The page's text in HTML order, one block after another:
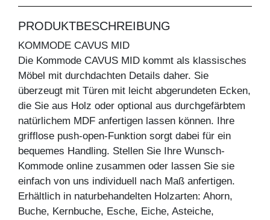
PRODUKTBESCHREIBUNG
KOMMODE CAVUS MID
Die Kommode CAVUS MID kommt als klassisches
Möbel mit durchdachten Details daher. Sie
überzeugt mit Türen mit leicht abgerundeten Ecken,
die Sie aus Holz oder optional aus durchgefärbtem
natürlichem MDF anfertigen lassen können. Ihre
grifflose push-open-Funktion sorgt dabei für ein
bequemes Handling. Stellen Sie Ihre Wunsch-
Kommode online zusammen oder lassen Sie sie
einfach von uns individuell nach Maß anfertigen.
Erhältlich in naturbehandelten Holzarten: Ahorn,
Buche, Kernbuche, Esche, Eiche, Asteiche,